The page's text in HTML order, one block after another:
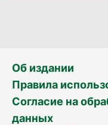
Об издании
Правила
Согласие на
данных